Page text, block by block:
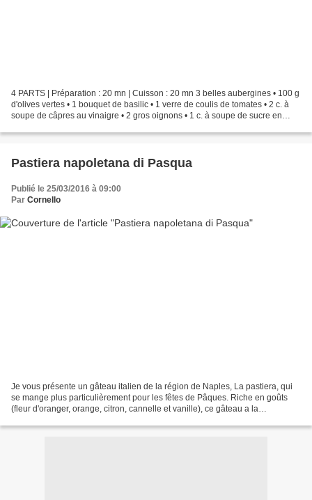
4 PARTS | Préparation : 20 mn | Cuisson : 20 mn 3 belles aubergines • 100 g
d'olives vertes • 1 bouquet de basilic • 1 verre de coulis de tomates • 2 c. à
soupe de câpres au vinaigre • 2 gros oignons • 1 c. à soupe de sucre en
Pastiera napoletana di Pasqua
Publié le 25/03/2016 à 09:00
Par Cornello
Je vous présente un gâteau italien de la région de Naples, La pastiera, qui
se mange plus particulièrement pour les fêtes de Pâques. Riche en goûts
(fleur d'oranger, orange, citron, cannelle et vanille), ce gâteau a la